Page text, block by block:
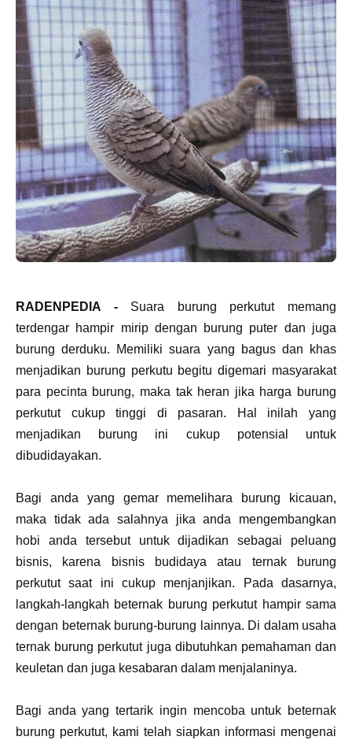
RADENPEDIA - Suara burung perkutut memang
terdengar hampir mirip dengan burung puter dan juga
burung derduku. Memiliki suara yang bagus dan khas
menjadikan burung perkutu begitu digemari masyarakat
para pecinta burung, maka tak heran jika harga burung
perkutut cukup tinggi di pasaran. Hal inilah yang
menjadikan burung ini cukup potensial untuk
dibudidayakan.
Bagi anda yang gemar memelihara burung kicauan,
maka tidak ada salahnya jika anda mengembangkan
hobi anda tersebut untuk dijadikan sebagai peluang
bisnis, karena bisnis budidaya atau ternak burung
perkutut saat ini cukup menjanjikan. Pada dasarnya,
langkah-langkah beternak burung perkutut hampir sama
dengan beternak burung-burung lainnya. Di dalam usaha
ternak burung perkutut juga dibutuhkan pemahaman dan
keuletan dan juga kesabaran dalam menjalaninya.
Bagi anda yang tertarik ingin mencoba untuk beternak
burung perkutut, kami telah siapkan informasi mengenai